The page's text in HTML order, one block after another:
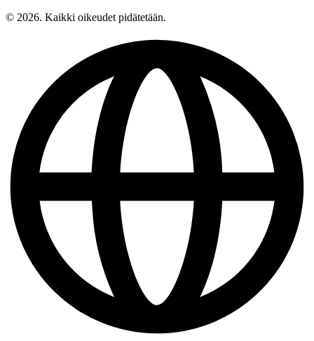
© 2026. Kaikki oikeudet pidätetään.